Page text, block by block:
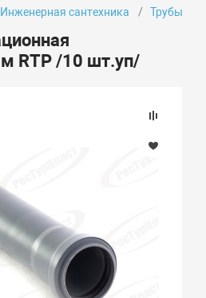
Инженерная сантехника Трубы
RTP /10 шт.уп/